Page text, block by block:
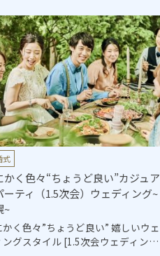
式
かく色々“ちょうど良い”カジュア
ーティ（1.5次会）ウェディング~
~
かく色々”ちょうど良い” 嬉しいウェ
タイル [1.5次会ウェディング]